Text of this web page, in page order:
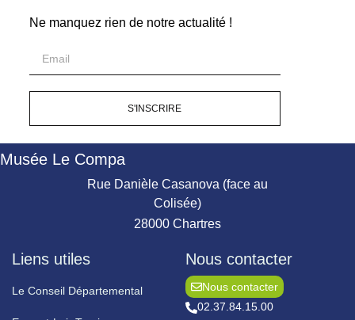
Ne manquez rien de notre actualité !
S'INSCRIRE
Musée Le Compa
Rue Danièle Casanova (face au
Colisée)
28000 Chartres
Liens utiles Nous contacter
Le Conseil Départemental
Nous contacter
02.37.84.15.00